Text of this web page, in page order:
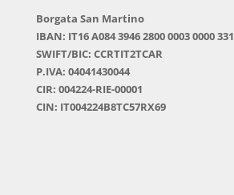
Borgata San Martino
IBAN: IT16 A084 3946 2800 0003 0000 331
SWIFT/BIC: CCRTIT2TCAR
P.IVA: 04041430044
CIR: 004224-RIE-00001
CIN: IT004224B8TC57RX69